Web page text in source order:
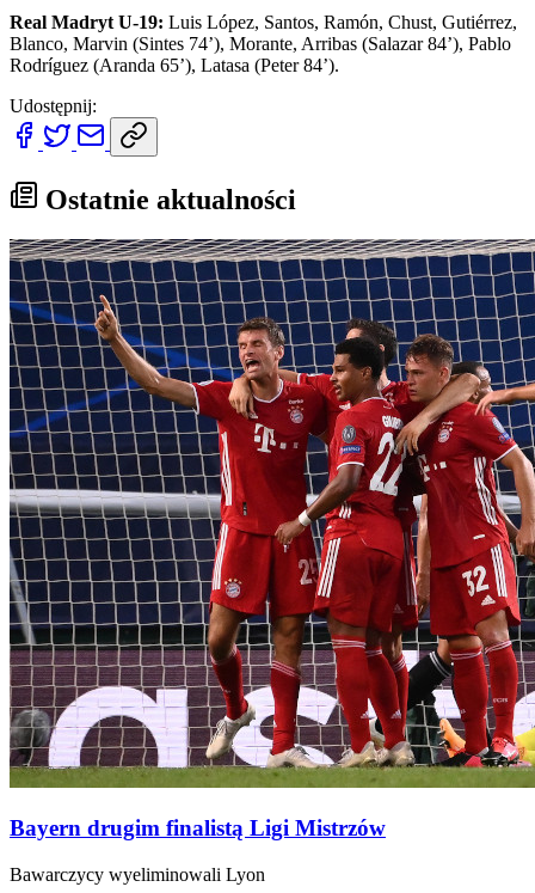
Real Madryt U-19: Luis López, Santos, Ramón, Chust, Gutiérrez,
Blanco, Marvin (Sintes 74’), Morante, Arribas (Salazar 84’), Pablo
Rodríguez (Aranda 65’), Latasa (Peter 84’).
Udostępnij:
Ostatnie aktualności
Bayern drugim finalistą Ligi Mistrzów
Bawarczycy wyeliminowali Lyon